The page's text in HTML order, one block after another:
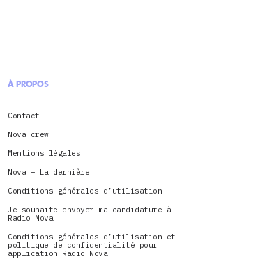
À PROPOS
Contact
Nova crew
Mentions légales
Nova – La dernière
Conditions générales d’utilisation
Je souhaite envoyer ma candidature à
Radio Nova
Conditions générales d’utilisation et
politique de confidentialité pour
application Radio Nova